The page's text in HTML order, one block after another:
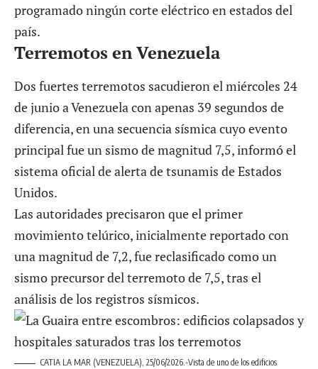
programado ningún corte eléctrico en estados del
país.
Terremotos en Venezuela
Dos fuertes terremotos sacudieron el miércoles 24
de junio a Venezuelacon apenas 39 segundos de
diferencia, en una secuencia sísmica cuyo evento
principal fue un sismo de magnitud 7,5, informó el
sistema oficial de alerta de tsunamis de Estados
Unidos.
Las autoridades precisaron que el primer
movimiento telúrico, inicialmente reportado con
una magnitud de 7,2, fue reclasificado como un
sismo precursor del terremoto de 7,5, tras el
análisis de los registros sísmicos.
CATIA LA MAR (VENEZUELA), 25/06/2026.-Vista de uno de los edificios